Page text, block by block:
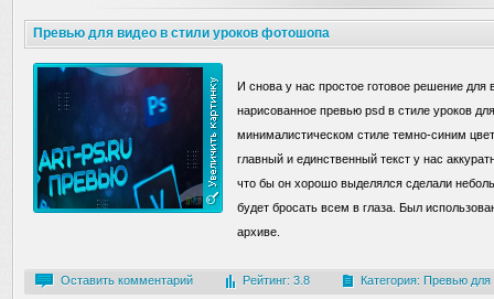
Превью для видео в стили уроков фотошопа
И снова у нас простое готовое решение
нарисованное превью psd в стиле уроков
минималистическом стиле темно-синим
главный и единственный текст у нас
что бы он хорошо выделялся сделали
будет бросать всем в глаза. Был
архиве.
Оставить комментарий Рейтинг: 3.8 Категория: Превью для